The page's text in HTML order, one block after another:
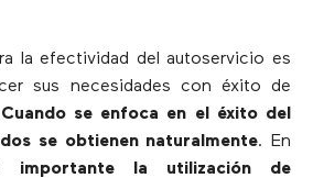
la efectividad del autoservicio es
sus necesidades con éxito de
Cuando se enfoca en el éxito del
se obtienen naturalmente. En
importante la utilización de